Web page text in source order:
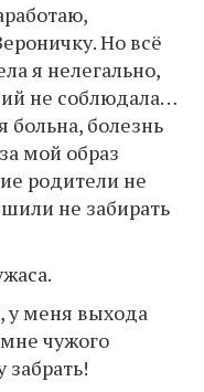
Но всё
я нелегально,
не соблюдала…
болезнь
мой образ
родители не
не забирать
у меня выхода
чужого
забрать!